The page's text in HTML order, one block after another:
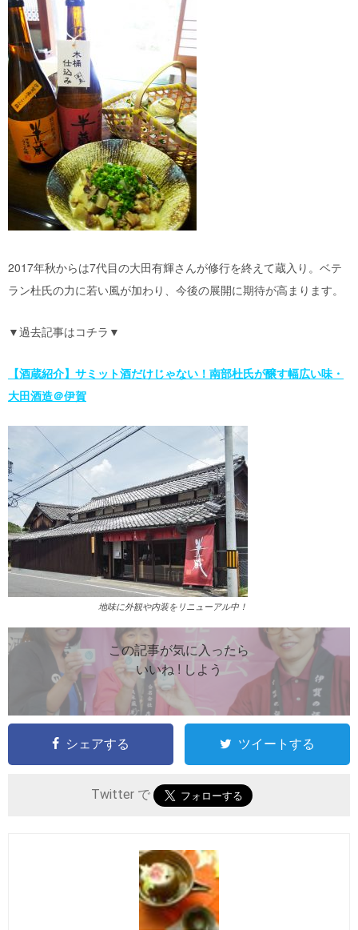
2017年秋からは7代目の大田有輝さんが修行を終えて蔵入り。ベテ
ラン杜氏の力に若い風が加わり、今後の展開に期待が高まります。
▼過去記事はコチラ▼
【酒蔵紹介】サミット酒だけじゃない！南部杜氏が醸す幅広い味・
大田酒造＠伊賀
地味に外観や内装をリニューアル中！
この記事が気に入ったら
いいね ! しよう
シェアする ツイートする
Twitter で